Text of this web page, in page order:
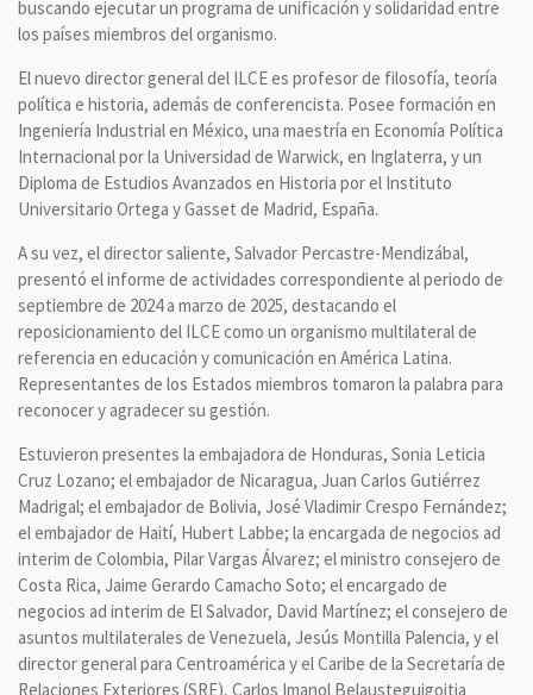
buscando ejecutar un programa de unificación y solidaridad entre
los países miembros del organismo.
El nuevo director general del ILCE es profesor de filosofía, teoría
política e historia, además de conferencista. Posee formación en
Ingeniería Industrial en México, una maestría en Economía Política
Internacional por la Universidad de Warwick, en Inglaterra, y un
Diploma de Estudios Avanzados en Historia por el Instituto
Universitario Ortega y Gasset de Madrid, España.
A su vez, el director saliente, Salvador Percastre-Mendizábal,
presentó el informe de actividades correspondiente al periodo de
septiembre de 2024 a marzo de 2025, destacando el
reposicionamiento del ILCE como un organismo multilateral de
referencia en educación y comunicación en América Latina.
Representantes de los Estados miembros tomaron la palabra para
reconocer y agradecer su gestión.
Estuvieron presentes la embajadora de Honduras, Sonia Leticia
Cruz Lozano; el embajador de Nicaragua, Juan Carlos Gutiérrez
Madrigal; el embajador de Bolivia, José Vladimir Crespo Fernández;
el embajador de Haití, Hubert Labbe; la encargada de negocios ad
interim de Colombia, Pilar Vargas Álvarez; el ministro consejero de
Costa Rica, Jaime Gerardo Camacho Soto; el encargado de
negocios ad interim de El Salvador, David Martínez; el consejero de
asuntos multilaterales de Venezuela, Jesús Montilla Palencia, y el
director general para Centroamérica y el Caribe de la Secretaría de
Relaciones Exteriores (SRE), Carlos Imanol Belausteguigoitia